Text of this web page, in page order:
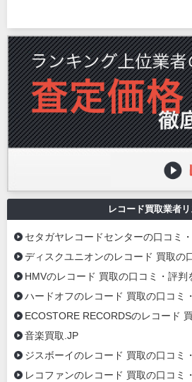
レコード買取業者リ
音楽買取.JP